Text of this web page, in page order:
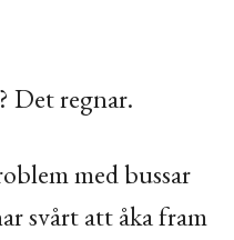
Det regnar.
med bussar
svårt att åka fram